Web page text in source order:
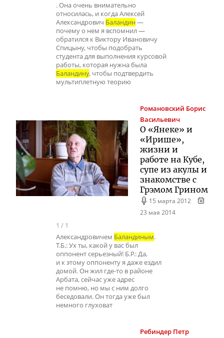
. Она очень внимательно
относилась, и когда Алексей
Александрович Баландин —
почему о нем я вспомнил —
обратился к Виктору Ивановичу
Спицыну, чтобы подобрать
студента для выполнения курсовой
работы, которая нужна была
Баландину, чтобы подтвердить
мультиплетную теорию
Романовский Борис
Васильевич
О «Янеке» и
«Ирише»,
жизни и
работе на Кубе,
супе из акулы и
знакомстве с
Грэмом Грином
15 марта 2012
23 мая 2014
1 / 1
Александровичем Баландиным.
Т.Б.: Ух ты, какой у вас был
оппонент серьезный! Б.Р.: Да,
и к этому оппоненту я даже ездил
домой. Он жил где-то в районе
Арбата, сейчас уже адрес
не помню, но мы с ним долго
беседовали. Он тогда уже был
немного глуховат
Ребиндер Петр